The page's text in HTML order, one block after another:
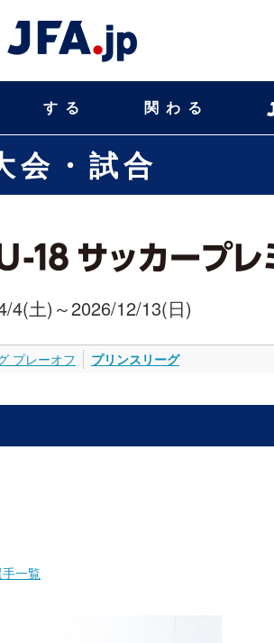
する 関わる
会・試合
4(土)～2026/12/13(日)
プレーオフ プリンスリーグ
一覧